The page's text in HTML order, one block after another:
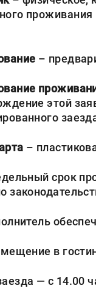
проживания
–
этой
–
срок
в
— с 14.00